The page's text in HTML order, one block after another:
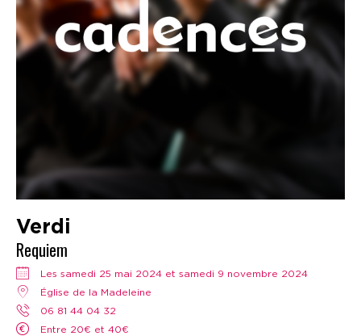
Verdi
Requiem
Les samedi 25 mai 2024 et samedi 9 novembre 2024
Église de la Madeleine
06 81 44 04 32
Entre 20€ et 40€